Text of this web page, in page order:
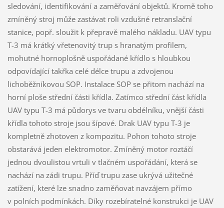
sledování, identifikování a zaměřování objektů. Kromě toho
zmíněný stroj může zastávat roli vzdušné retranslační
stanice, popř. sloužit k přepravě malého nákladu. UAV typu
T-3 má krátký vřetenovitý trup s hranatým profilem,
mohutné hornoplošně uspořádané křídlo s hloubkou
odpovídající takřka celé délce trupu a zdvojenou
lichoběžníkovou SOP. Instalace SOP se přitom nachází na
horní ploše střední části křídla. Zatímco střední část křídla
UAV typu T-3 má půdorys ve tvaru obdélníku, vnější části
křídla tohoto stroje jsou šípové. Drak UAV typu T-3 je
kompletně zhotoven z kompozitu. Pohon tohoto stroje
obstarává jeden elektromotor. Zmíněný motor roztáčí
jednou dvoulistou vrtuli v tlačném uspořádání, která se
nachází na zádi trupu. Příď trupu zase ukrývá užitečné
zatížení, které lze snadno zaměňovat navzájem přímo
v polních podmínkách. Díky rozebíratelné konstrukci je UAV